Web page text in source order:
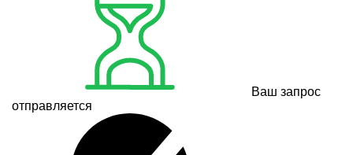
Ваш запрос
отправляется